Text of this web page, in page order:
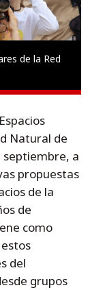
de la Red
Natural de
septiembre, a
propuestas
de la
de
como
del
grupos